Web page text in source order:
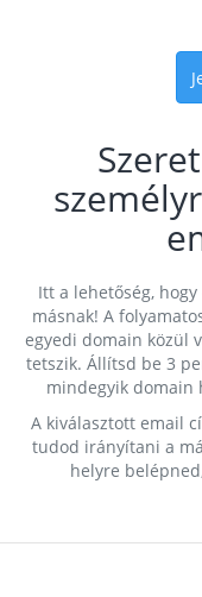
Itt a lehetőség,
másnak! A
egyedi domain közül
tetszik. Állítsd be 3
mindegyik domain
A kiválasztott email
tudod irányítani a
helyre